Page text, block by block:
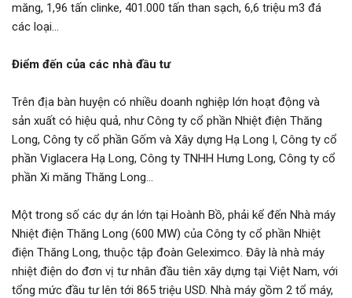
măng, 1,96 tấn clinke, 401.000 tấn than sạch, 6,6 triệu m3 đá
các loại...
Điểm đến của các nhà đầu tư
Trên địa bàn huyện có nhiều doanh nghiệp lớn hoạt động và
sản xuất có hiệu quả, như Công ty cổ phần Nhiệt điện Thăng
Long, Công ty cổ phần Gốm và Xây dựng Hạ Long I, Công ty cổ
phần Viglacera Hạ Long, Công ty TNHH Hưng Long, Công ty cổ
phần Xi măng Thăng Long...
Một trong số các dự án lớn tại Hoành Bồ, phải kể đến Nhà máy
Nhiệt điện Thăng Long (600 MW) của Công ty cổ phần Nhiệt
điện Thăng Long, thuộc tập đoàn Geleximco. Đây là nhà máy
nhiệt điện do đơn vị tư nhân đầu tiên xây dựng tại Việt Nam, với
tổng mức đầu tư lên tới 865 triệu USD. Nhà máy gồm 2 tổ máy,